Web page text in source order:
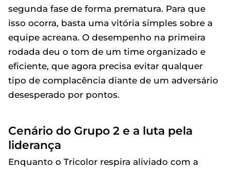
segunda fase de forma prematura. Para que
isso ocorra, basta uma vitória simples sobre a
equipe acreana. O desempenho na primeira
rodada deu o tom de um time organizado e
eficiente, que agora precisa evitar qualquer
tipo de complacência diante de um adversário
desesperado por pontos.
Cenário do Grupo 2 e a luta pela
liderança
Enquanto o Tricolor respira aliviado com a